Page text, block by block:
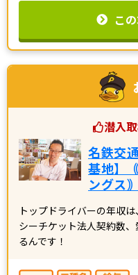
こ
潜入
名鉄交
基地】
ングス｠
トップドライバーの年収
シーチケット法人契約数
るんです！